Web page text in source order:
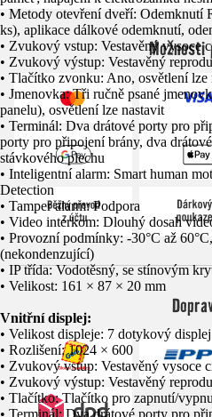
• Metody otevření dveří: Odemknutí
ks), aplikace dálkové odemknutí,
• Zvukový vstup: Vestavěný vysoce
• Zvukový výstup: Vestavěný
• Tlačítko zvonku: Ano, osvětlení lze
• Jmenovka: Tři ručně psané
panelu), osvětlení lze nastavit
• Terminál: Dva drátové porty pro
porty pro připojení brány, dva
stávkového plechu
• Inteligentní alarm: Smart human
Detection
• Tamper alarm: Podpora
• Video interkom: Dlouhý dosah
• Provozní podmínky: -30°C až
(nekondenzující)
• IP třída: Vodotěsný, se stínovým
• Velikost: 161 × 87 × 20 mm
Vnitřní displej:
• Velikost displeje: 7 dotykový displej
• Rozlišení: 1024 × 600
• Zvukový vstup: Vestavěný vysoce
• Zvukový výstup: Vestavěný
• Tlačítko: Tlačítko pro zapnutí/
• Terminál: Dva drátové porty pro
Možnosti